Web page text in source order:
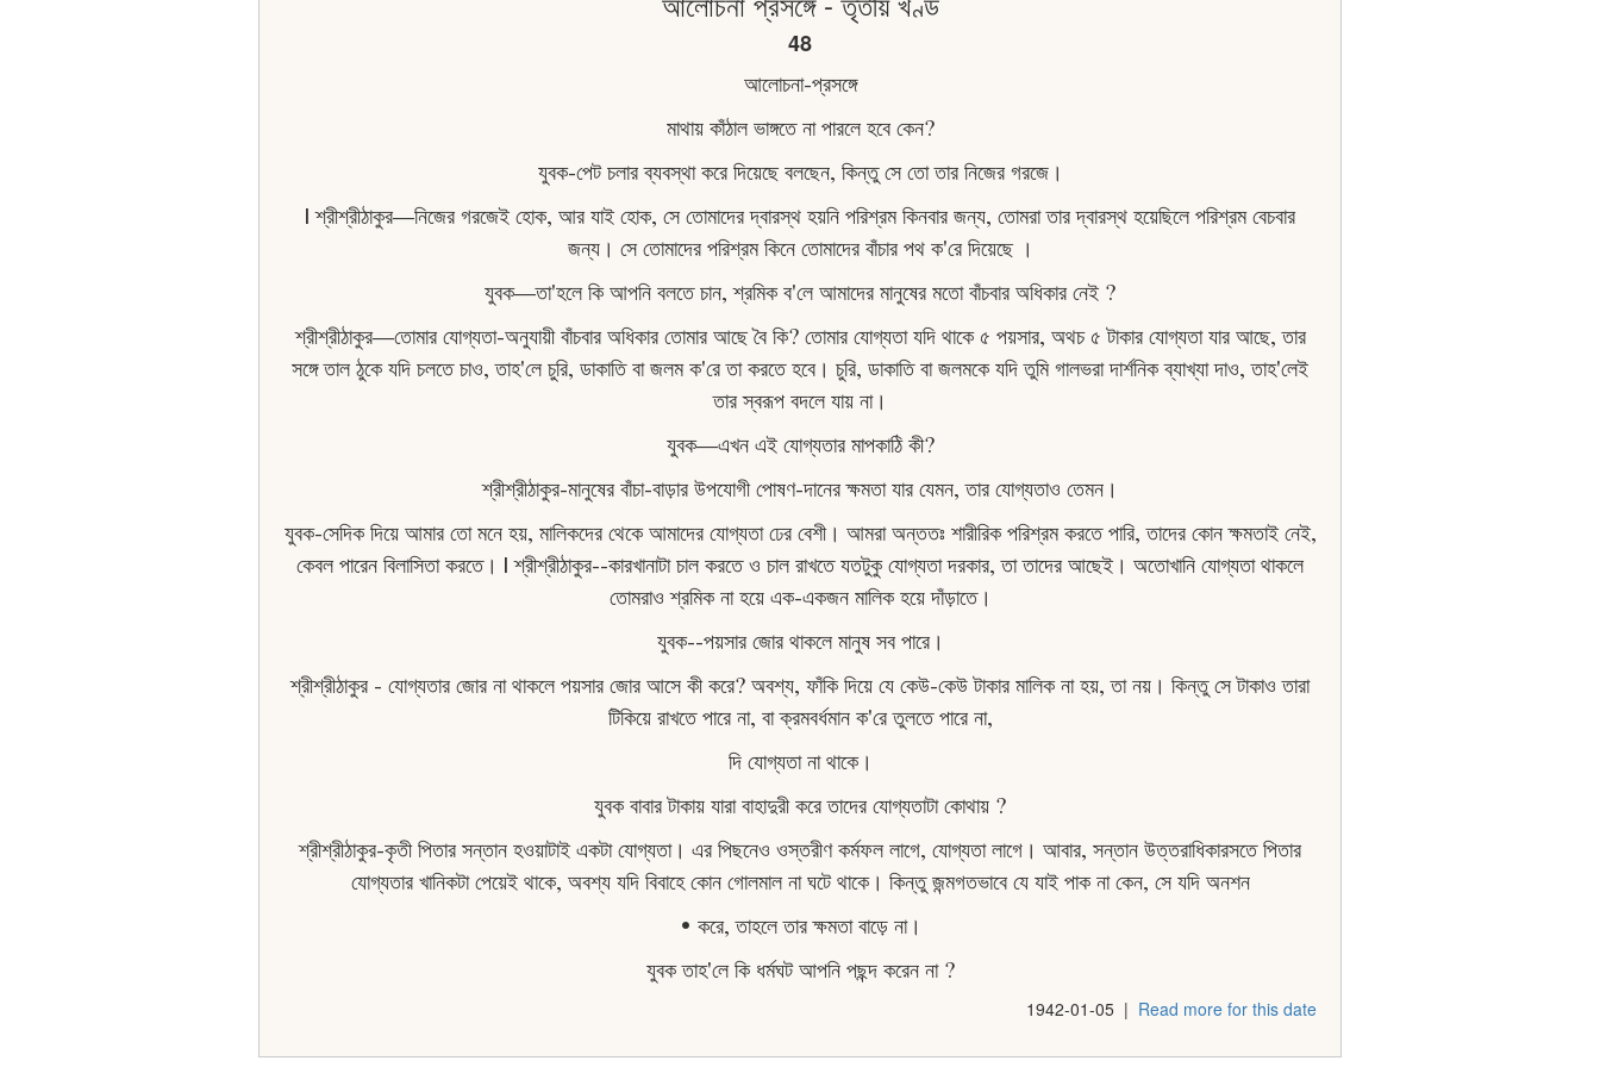
48
আলােচনা-প্রসঙ্গে
মাথায় কাঁঠাল ভাঙ্গতে না পারলে হবে কেন?
যুবক-পেট চলার ব্যবস্থা করে দিয়েছে বলছেন, কিন্তু সে তাে তার নিজের গরজে।
| শ্রীশ্রীঠাকুর—নিজের গরজেই হােক, আর যাই হােক, সে তােমাদের দ্বারস্থ হয়নি পরিশ্রম কিনবার জন্য, তােমরা তার দ্বারস্থ হয়েছিলে পরিশ্রম বেচবার
জন্য। সে তােমাদের পরিশ্রম কিনে তোমাদের বাঁচার পথ ক'রে দিয়েছে ।
যুবক—তা'হলে কি আপনি বলতে চান, শ্রমিক ব'লে আমাদের মানুষের মতাে বাঁচবার অধিকার নেই ?
শ্রীশ্রীঠাকুর—তােমার যােগ্যতা-অনুযায়ী বাঁচবার অধিকার তােমার আছে বৈ কি? তােমার যোগ্যতা যদি থাকে ৫ পয়সার, অথচ ৫ টাকার যােগ্যতা যার আছে, তার
সঙ্গে তাল ঠুকে যদি চলতে চাও, তাহ'লে চুরি, ডাকাতি বা জলম ক'রে তা করতে হবে। চুরি, ডাকাতি বা জলমকে যদি তুমি গালভরা দার্শনিক ব্যাখ্যা দাও, তাহ'লেই
তার স্বরূপ বদলে যায় না।
যুবক—এখন এই যােগ্যতার মাপকাঠি কী?
শ্রীশ্রীঠাকুর-মানুষের বাঁচা-বাড়ার উপযােগী পােষণ-দানের ক্ষমতা যার যেমন, তার যােগ্যতাও তেমন।
যুবক-সেদিক দিয়ে আমার তাে মনে হয়, মালিকদের থেকে আমাদের যােগ্যতা ঢের বেশী। আমরা অন্ততঃ শারীরিক পরিশ্রম করতে পারি, তাদের কোন ক্ষমতাই নেই,
কেবল পারেন বিলাসিতা করতে। | শ্রীশ্রীঠাকুর--কারখানাটা চাল করতে ও চাল রাখতে যতটুকু যোগ্যতা দরকার, তা তাদের আছেই। অতোখানি যােগ্যতা থাকলে
তােমরাও শ্রমিক না হয়ে এক-একজন মালিক হয়ে দাঁড়াতে।
যুবক--পয়সার জোর থাকলে মানুষ সব পারে।
শ্রীশ্রীঠাকুর - যোগ্যতার জোর না থাকলে পয়সার জোর আসে কী করে? অবশ্য, ফাঁকি দিয়ে যে কেউ-কেউ টাকার মালিক না হয়, তা নয়। কিন্তু সে টাকাও তারা
টিকিয়ে রাখতে পারে না, বা ক্রমবর্ধমান ক'রে তুলতে পারে না,
দি যােগ্যতা না থাকে।
যুবক বাবার টাকায় যারা বাহাদুরী করে তাদের যােগ্যতাটা কোথায় ?
শ্রীশ্রীঠাকুর-কৃতী পিতার সন্তান হওয়াটাই একটা যােগ্যতা। এর পিছনেও ওস্তরীণ কর্মফল লাগে, যােগ্যতা লাগে। আবার, সন্তান উত্তরাধিকারসতে পিতার
যোগ্যতার খানিকটা পেয়েই থাকে, অবশ্য যদি বিবাহে কোন গােলমাল না ঘটে থাকে। কিন্তু জন্মগতভাবে যে যাই পাক না কেন, সে যদি অনশন
• করে, তাহলে তার ক্ষমতা বাড়ে না।
যুবক তাহ'লে কি ধর্মঘট আপনি পছন্দ করেন না ?
1942-01-05 | Read more for this date